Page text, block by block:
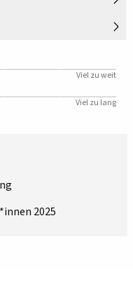
Viel zu weit
Viel zu lang
2025